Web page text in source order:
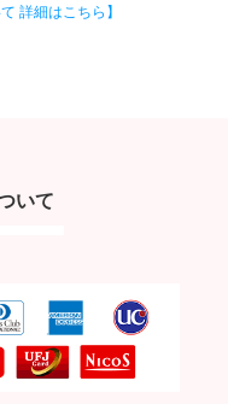
詳細はこちら】
いて